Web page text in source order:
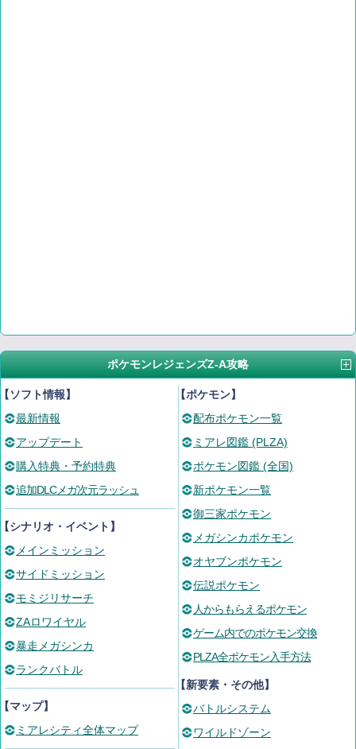
ポケモンレジェンズZ-A攻略
ソフト情報】
最新情報
アップデート
購入特典・予約特典
追加DLCメガ次元ラッシュ
シナリオ・イベント】
メインミッション
サイドミッション
モミジリサーチ
ZAロワイヤル
暴走メガシンカ
ランクバトル
マップ】
ミアレシティ全体マップ
【ポケモン】
配布ポケモン一覧
ミアレ図鑑 (PLZA)
ポケモン図鑑 (全国)
新ポケモン一覧
御三家ポケモン
メガシンカポケモン
オヤブンポケモン
伝説ポケモン
人からもらえるポケモン
ゲーム内でのポケモン交換
PLZA全ポケモン入手方法
【新要素・その他】
バトルシステム
ワイルドゾーン